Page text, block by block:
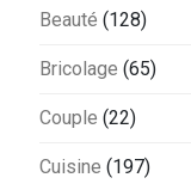
Beauté (128)
Bricolage (65)
Couple (22)
Cuisine (197)